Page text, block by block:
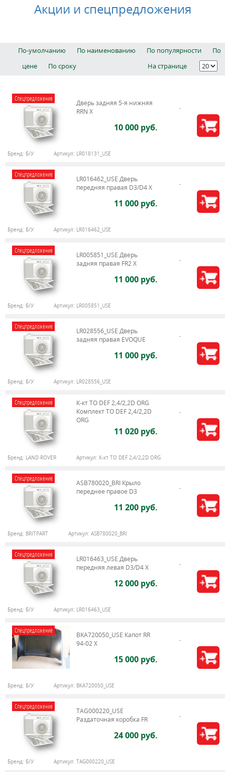
Акции и спецпредложения
По-умолчанию По наименованию По популярности
По
цене
По сроку На странице
Спецпредложение
Дверь задняя 5-я нижняя
RRN X
10 000 руб.
Бренд: Б/У Артикул: LR018131_USE
Спецпредложение
LR016462_USE Дверь
передняя правая D3/D4 Х
11 000 руб.
Бренд: Б/У Артикул: LR016462_USE
Спецпредложение
LR005851_USE Дверь
задняя правая FR2 X
11 000 руб.
Бренд: Б/У Артикул: LR005851_USE
Спецпредложение
LR028556_USE Дверь
задняя правая EVOQUE
11 000 руб.
Бренд: Б/У Артикул: LR028556_USE
Спецпредложение
К-кт ТО DEF 2,4/2,2D ORG
Комплект ТО DEF 2,4/2,2D
ORG
11 020 руб.
Бренд: LAND ROVER Артикул: К-кт ТО DEF 2,4/2,2D ORG
Спецпредложение
ASB780020_BRI Крыло
переднее правое D3
11 200 руб.
Бренд: BRITPART Артикул: ASB780020_BRI
Спецпредложение
LR016463_USE Дверь
передняя левая D3/D4 Х
12 000 руб.
Бренд: Б/У Артикул: LR016463_USE
Спецпредложение
BKA720050_USE Капот RR
94-02 X
15 000 руб.
Бренд: Б/У Артикул: BKA720050_USE
Спецпредложение
TAG000220_USE
Раздаточная коробка FR
24 000 руб.
Бренд: Б/У Артикул: TAG000220_USE